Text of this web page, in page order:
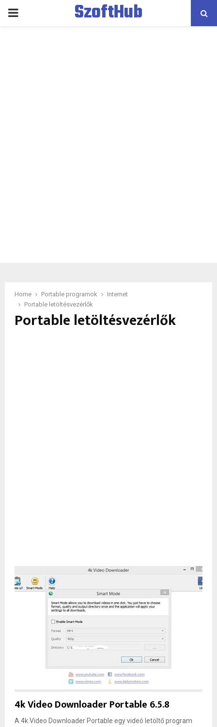
PRIMARY
SzoftHub
Home Portable programok
Internet
Portable letöltésvezérlők
Portable letöltésvezérlők
4k Video Downloader Portable 6.5.8
A 4k Video Downloader Portable egy videó letöltő program